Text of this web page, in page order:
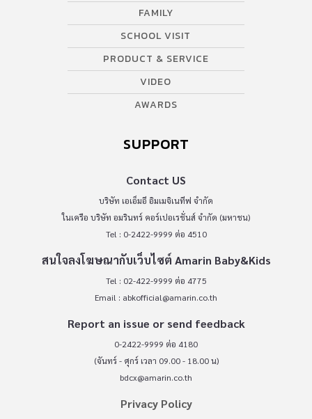
FAMILY
SCHOOL VISIT
PRODUCT & SERVICE
VIDEO
AWARDS
SUPPORT
Contact US
บริษัท เอเอ็มอี อิมเมจิเนทีฟ จำกัด
ในเครือ บริษัท อมรินทร์ คอร์เปอเรชั่นส์ จำกัด (มหาชน)
Tel : 0-2422-9999 ต่อ 4510
สนใจลงโฆษณากับเว็บไซต์ Amarin Baby&Kids
Tel : 02-422-9999 ต่อ 4775
Email : abkofficial@amarin.co.th
Report an issue or send feedback
0-2422-9999 ต่อ 4180
(จันทร์ - ศุกร์ เวลา 09.00 - 18.00 น)
bdcx@amarin.co.th
Privacy Policy